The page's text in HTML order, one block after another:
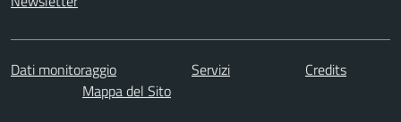
Dati monitoraggio Servizi
Credits
Mappa del Sito